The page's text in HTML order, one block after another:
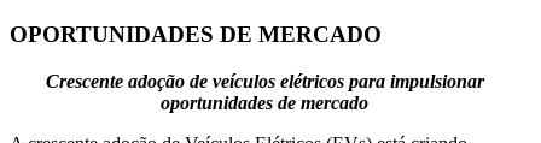
OPORTUNIDADES DE MERCADO
Crescente adoção de veículos elétricos para impulsionar
oportunidades de mercado